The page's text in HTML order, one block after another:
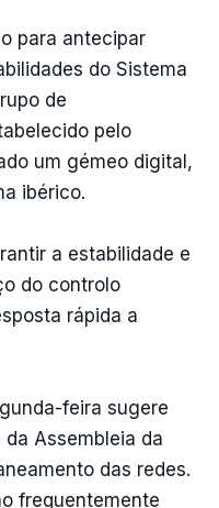
para antecipar
do Sistema
de
pelo
um gémeo digital,
ibérico.
a estabilidade e
do controlo
rápida a
feira sugere
Assembleia da
das redes.
frequentemente